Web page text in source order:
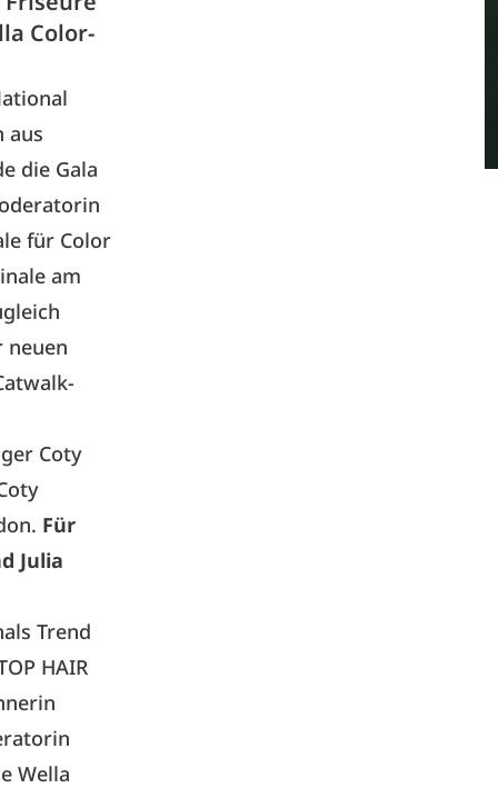
Color-
aus
die Gala
für Color
am
neuen
Coty
Für
Julia
Trend
HAIR
Wella